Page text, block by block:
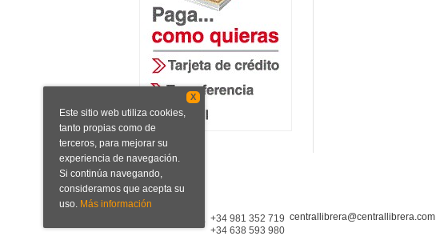
+34 981 352 719
+34 638 593 980
centrallibrera@centrallibrera.com
X
Este sitio web utiliza cookies,
tanto propias como de
terceros, para mejorar su
experiencia de navegación.
Si continúa navegando,
consideramos que acepta su
uso. Más información